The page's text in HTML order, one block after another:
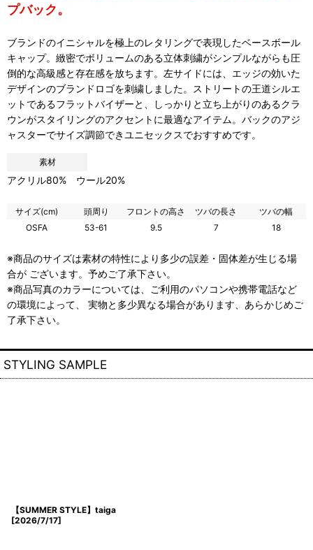
プバック。
ブランドのイニシャルを極上のレタリングで表現したベースボール
キャップ。緻密でボリュームのある立体刺繍がシンプルながらも圧
倒的な高級感と存在感を放ちます。左サイドには、エッジの効いた
デザインのブランドロゴを刺繍しました。ストリートの王道シルエ
ットであるフラットバイザーと、しっかりと立ち上がりのあるクラ
ウンがスタイリングのアクセントに最適なアイテム。バックのアジ
ャスターでサイズ調節できユニセックスでおすすめです。
素材
アクリル80% ウール20%
サイズ(cm) 頭周り フロントの高さ ツバの長さ
ツバの幅
OSFA
53-61 9.5 7 18
※商品のサイズは素材の特性により多少の誤差・固体差が生じる場
合が ございます。予めご了承下さい。
※商品写真のカラーについては、ご利用のパソコンや携帯電話など
の環境によって、 実物と多少異なる場合があります、あらかじめご
了承下さい。
STYLING SAMPLE
【SUMMER STYLE】taiga
[2026/7/17]